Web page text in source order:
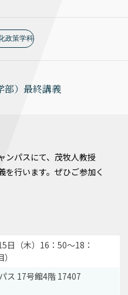
政策学科
部）最終講義
ンパスにて、茂牧人教授
を行います。ぜひご参加く
日（木）16：50～18：
ス 17号館4階 17407